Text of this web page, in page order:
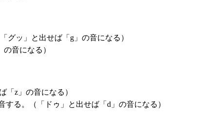
グッ」と出せば「g」の音になる）
音になる）
「z」の音になる）
る。（「ドゥ」と出せば「d」の音になる）